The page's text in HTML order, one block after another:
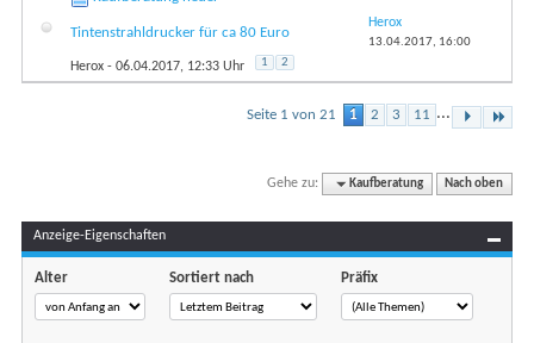
Tintenstrahldrucker für ca 80 Euro
Herox - 06.04.2017, 12:33 Uhr 1 2
Herox
13.04.2017, 16:00
Seite 1 von 21 1 2 3 11 ...
Gehe zu: Kaufberatung Nach oben
Anzeige-Eigenschaften
Alter Sortiert nach Präfix